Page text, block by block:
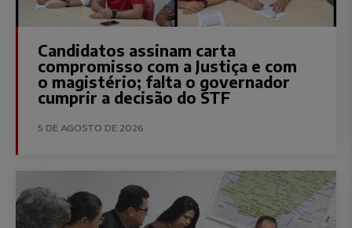
Candidatos assinam carta
compromisso com a Justiça e com
o magistério; falta o governador
cumprir a decisão do STF
5 DE AGOSTO DE 2026